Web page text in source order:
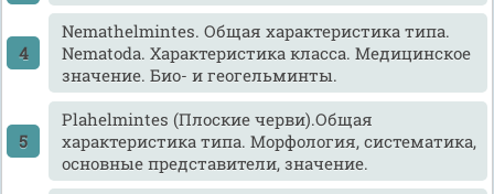
Nemathelmintes. Общая характеристика типа.
Nematoda. Характеристика класса. Медицинское
значение. Био- и геогельминты.
Plahelmintes (Плоские черви).Общая
характеристика типа. Морфология, систематика,
основные представители, значение.